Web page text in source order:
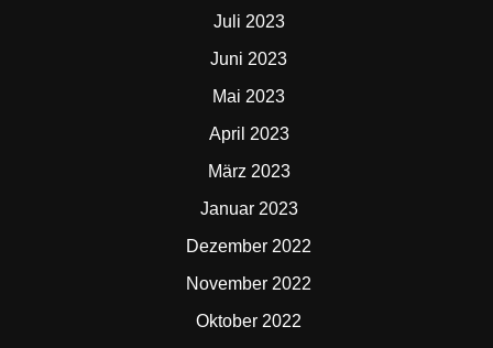
Juli 2023
Juni 2023
Mai 2023
April 2023
März 2023
Januar 2023
Dezember 2022
November 2022
Oktober 2022